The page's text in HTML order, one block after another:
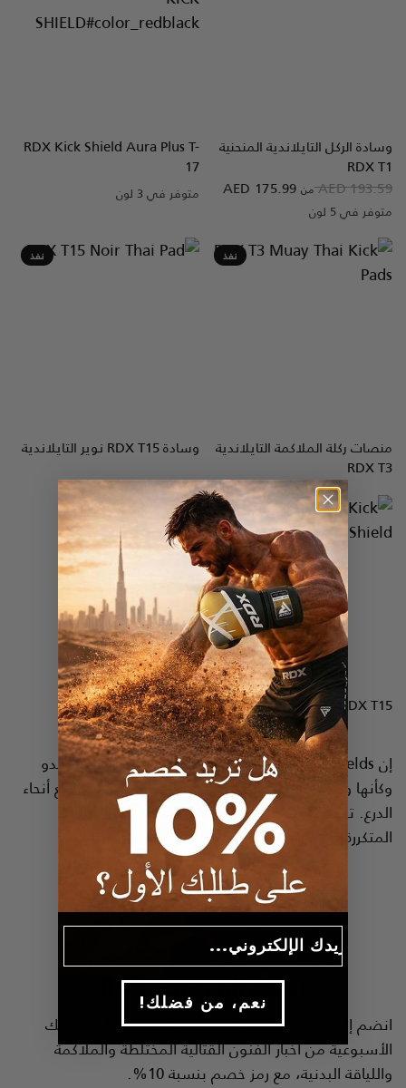
نظرة سريعة
وسادة الركل التايلاندية المنحنية
RDXT1
AED 193.59 منAED 175.99
Black
Red
Blue
White متوفر في 5 لون
نظرة سريعة RDXKick Shield Aura Plus T-
17
RedBlack
BlackGolden
BlueBlackمتوفر في 3 لون
نفذ
نظرة سريعة
منصات ركلة الملاكمة التايلاندية
RDXT3
نفذ
نظرة سريعة وسادة RDXT15 نوير التايلاندية
نفذ
نظرة سريعة RDXT15 نوير ركلة الدرع
إن Kick Shields التي نصنعها ستجعل الركلة الثقيلة تبدو
وكأنها وسادة بينما تمتص الصدمات بكفاءة وفي جميع أنحاء
الدرع. تم تصميم Kick Shields لعقوبات Muay-Thai
المتكررة.
انضم إلى فريقRDX
انضم إلى أكثر من 250000 شخص للحصول على جرعتك
الأسبوعية من أخبار الفنون القتالية المختلطة والملاكمة
واللياقة البدنية، مع رمز خصم بنسبة 10%.
!نعم، من فضلك